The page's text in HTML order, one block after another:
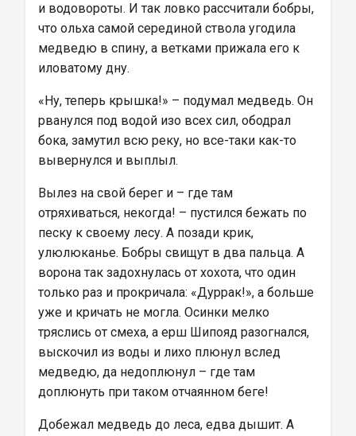
и водовороты. И так ловко рассчитали бобры,
что ольха самой серединой ствола угодила
медведю в спину, а ветками прижала его к
иловатому дну.
«Ну, теперь крышка!» – подумал медведь. Он
рванулся под водой изо всех сил, ободрал
бока, замутил всю реку, но все-таки как-то
вывернулся и выплыл.
Вылез на свой берег и – где там
отряхиваться, некогда! – пустился бежать по
песку к своему лесу. А позади крик,
улюлюканье. Бобры свищут в два пальца. А
ворона так задохнулась от хохота, что один
только раз и прокричала: «Дуррак!», а больше
уже и кричать не могла. Осинки мелко
тряслись от смеха, а ерш Шипояд разогнался,
выскочил из воды и лихо плюнул вслед
медведю, да недоплюнул – где там
доплюнуть при таком отчаянном беге!
Добежал медведь до леса, едва дышит. А